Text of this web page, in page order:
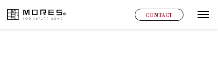
MORES CONTACT グ